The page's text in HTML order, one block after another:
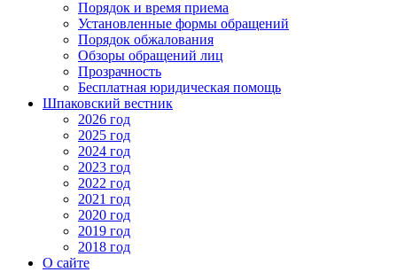
Порядок и время приема
Установленные формы обращений
Порядок обжалования
Обзоры обращений лиц
Прозрачность
Бесплатная юридическая помощь
Шпаковский вестник
2026 год
2025 год
2024 год
2023 год
2022 год
2021 год
2020 год
2019 год
2018 год
О сайте